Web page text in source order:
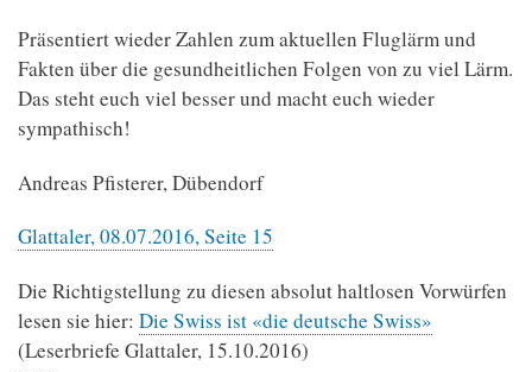
Präsentiert wieder Zahlen zum aktuellen Fluglärm und
Fakten über die gesundheitlichen Folgen von zu viel Lärm.
Das steht euch viel besser und macht euch wieder
sympathisch!
Andreas Pfisterer, Dübendorf
Glattaler, 08.07.2016, Seite 15
Die Richtigstellung zu diesen absolut haltlosen Vorwürfen
lesen sie hier: Die Swiss ist «die deutsche Swiss»
(Leserbriefe Glattaler, 15.10.2016)